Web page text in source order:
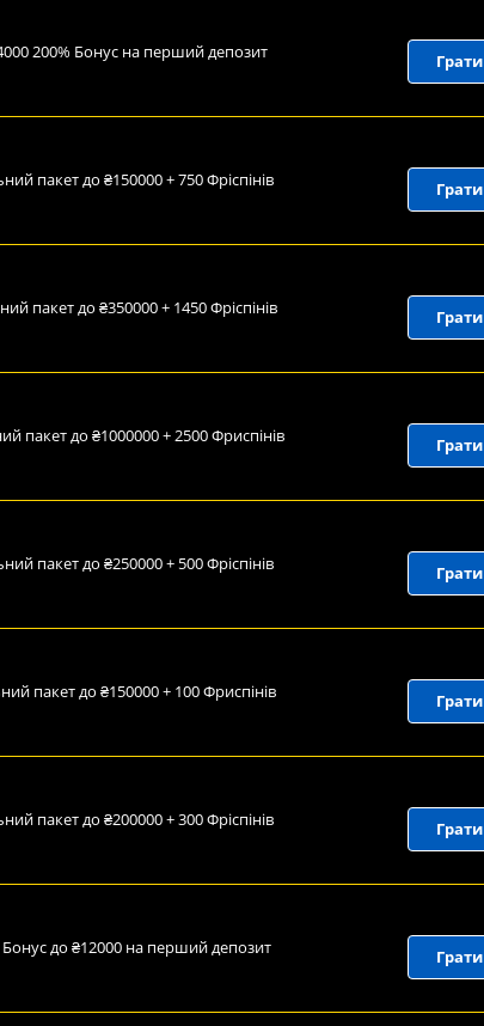
200% Бонус на перший депозит Грати
пакет до ₴150000 + 750 Фріспінів Грати
пакет до ₴350000 + 1450 Фріспінів Грати
пакет до ₴1000000 + 2500 Фриспінів Грати
пакет до ₴250000 + 500 Фріспінів Грати
пакет до ₴150000 + 100 Фриспінів Грати
пакет до ₴200000 + 300 Фріспінів Грати
Бонус до ₴12000 на перший депозит Грати